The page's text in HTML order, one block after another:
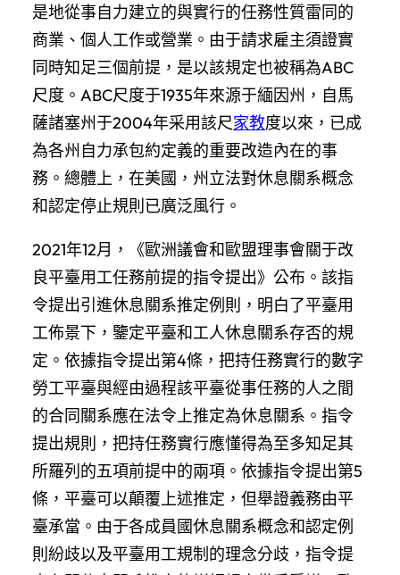
是地從事自力建立的與實行的任務性質雷同的
商業、個人工作或營業。由于請求雇主須證實
同時知足三個前提，是以該規定也被稱為ABC
尺度。ABC尺度于1935年來源于緬因州，自馬
薩諸塞州于2004年采用該尺家教度以來，已成
為各州自力承包約定義的重要改造內在的事
務。總體上，在美國，州立法對休息關系概念
和認定停止規則已廣泛風行。
2021年12月，《歐洲議會和歐盟理事會關于改
良平臺用工任務前提的指令提出》公布。該指
令提出引進休息關系推定例則，明白了平臺用
工佈景下，鑒定平臺和工人休息關系存否的規
定。依據指令提出第4條，把持任務實行的數字
勞工平臺與經由過程該平臺從事任務的人之間
的合同關系應在法令上推定為休息關系。指令
提出規則，把持任務實行應懂得為至多知足其
所羅列的五項前提中的兩項。依據指令提出第5
條，平臺可以顛覆上述推定，但舉證義務由平
臺承當。由于各成員國休息關系概念和認定例
則紛歧以及平臺用工規制的理念分歧，指令提